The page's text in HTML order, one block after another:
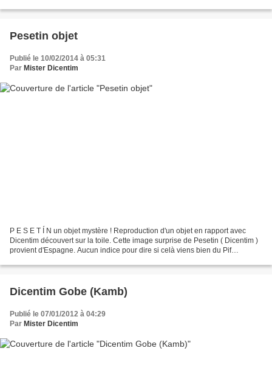
Pesetin objet
Publié le 10/02/2014 à 05:31
Par Mister Dicentim
P E S E T Í N un objet mystère ! Reproduction d'un objet en rapport avec
Dicentim découvert sur la toile. Cette image surprise de Pesetin ( Dicentim )
provient d'Espagne. Aucun indice pour dire si celà viens bien du Pif
Dicentim Gobe (Kamb)
Publié le 07/01/2012 à 04:29
Par Mister Dicentim